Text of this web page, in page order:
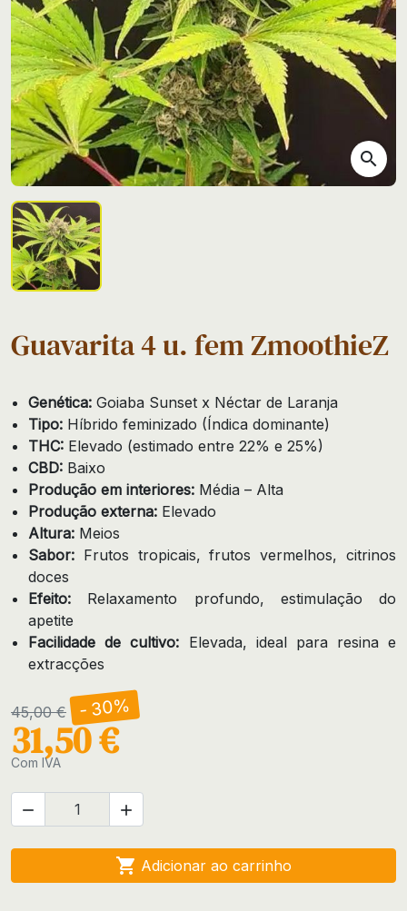
search
Guavarita 4 u. fem ZmoothieZ
Genética: Goiaba Sunset x Néctar de Laranja
Tipo: Híbrido feminizado (Índica dominante)
THC: Elevado (estimado entre 22% e 25%)
CBD: Baixo
Produção em interiores: Média – Alta
Produção externa: Elevado
Altura: Meios
Sabor: Frutos tropicais, frutos vermelhos, citrinos
doces
Efeito: Relaxamento profundo, estimulação do
apetite
Facilidade de cultivo: Elevada, ideal para resina e
extracções
45,00 € - 30%
31,50 €
Com IVA
 
 Adicionar ao carrinho